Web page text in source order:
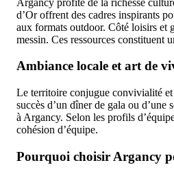
d’Or offrent des cadres inspirants
aux formats outdoor. Côté loisirs et
messin. Ces ressources constituent
Ambiance locale et art de
Le territoire conjugue convivialité et
succès d’un dîner de gala ou
à Argancy. Selon les profils
cohésion d’équipe.
Pourquoi choisir Argancy